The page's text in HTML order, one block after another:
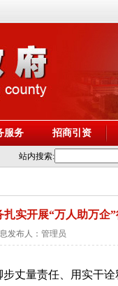
服务 招商引资
站内搜索:
扎实开展“万人助万企
发布人：管理员
丈量责任、用实干诠